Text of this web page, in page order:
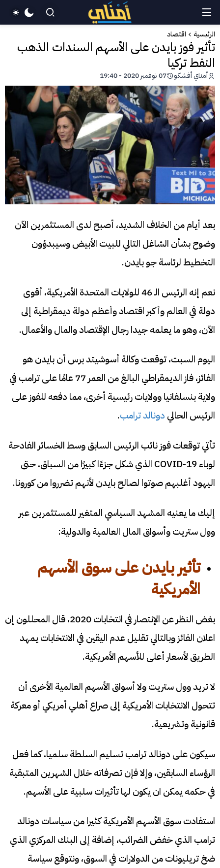
الرئيسية اقتصاد
تأثير فوز بايدن على الأسهم السندات الذهب
النفط تركيا
أمناي أفشكو 07 نوفمبر 2020 - 19:40
بعد أيام من الخلاف الشديد، أصبح لدى المستثمرين الآن
وضوح بشأن الشاغل التالي للبيت الأبيض وسيبدؤون
التخطيط لرئاسة جو بايدن.
نعم إنه الرئيس الـ 46 للولايات المتحدة الأمريكية، أقوى
دولة في العالم وأكبر اقتصاد وأعظم دولة ديمقراطية إلى
الآن، وهو ما يعلمه جيدا رجال الإقتصاد والمال والأعمال.
اليوم السبت، توقعت وكالة أسوشيتد برس أن بايدن هو
الفائز، فاز الديمقراطي البالغ من العمر 77 عامًا على ترامب في
ولاية بنسلفانيا وولايات رئيسية أخرى، مما دفعه للفوز على
الرئيس الحالي دونالد ترامب.
تأتي توقعات فوز نائب الرئيس السابق وسط الخسائر الفادحة
لوباء COVID-19 الذي شكل جزءًا كبيرًا من السباق، حتى
اليهود أغلبهم صوتوا لصالح بايدن لأنهم تضرروا من كورونا.
إليك ما يعنيه المشهد السياسي المتغير للمستثمرين عبر
وول ستريت وأسواق المال العالمية والدولية:
تأثير بايدن على سوق الأسهم
الأمريكية
بغض النظر عن الإنتصار في انتخابات 2020، قال المحللون إن
اعلان الفائز وبالتالي تقليل عدم اليقين في الانتخابات يمهد
الطريق لأسعار أعلى للأسهم الأمريكية.
لا تريد وول ستريت ولا أسواق الأسهم العالمية الأخرى أن
تتحول الانتخابات الأمريكية إلى صراع أهلي أمريكي أو معركة
قانونية وتشريعية.
سيكون على دونالد ترامب تسليم السلطة سلميا، كما فعل
الرؤساء السابقين، وإلا فإن تصرفاته خلال الشهرين المتبقية
في حكمه يمكن ان يكون لها تأثيرات سلبية على الأسهم.
استفادت سوق الأسهم الأمريكية كثيرا من سياسات دونالد
ترامب الذي خفض الضرائب، إضافة إلى البنك المركزي الذي
ضخ تريليونات من الدولارات في السوق، ونتوقع سياسة